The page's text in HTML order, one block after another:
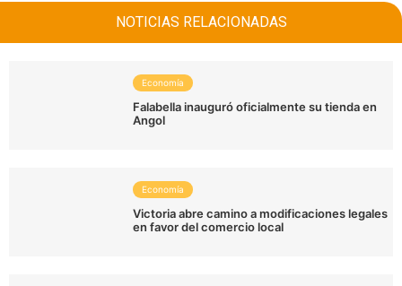
NOTICIAS RELACIONADAS
Economía
Falabella inauguró oficialmente su tienda en
Angol
Economía
Victoria abre camino a modificaciones legales
en favor del comercio local